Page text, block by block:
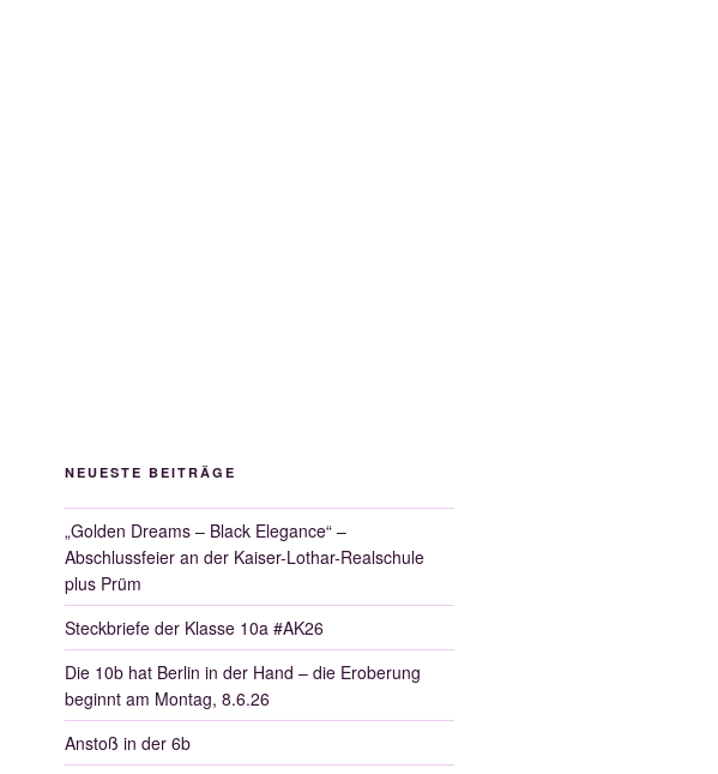
NEUESTE BEITRÄGE
„Golden Dreams – Black Elegance“ –
Abschlussfeier an der Kaiser-Lothar-Realschule
plus Prüm
Steckbriefe der Klasse 10a #AK26
Die 10b hat Berlin in der Hand – die Eroberung
beginnt am Montag, 8.6.26
Anstoß in der 6b